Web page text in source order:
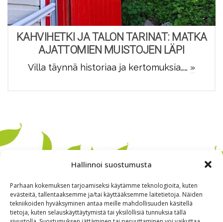
Hallinnoi suostumusta
Parhaan kokemuksen tarjoamiseksi käytämme teknologioita, kuten
evästeitä, tallentaaksemme ja/tai käyttääksemme laitetietoja. Näiden
tekniikoiden hyväksyminen antaa meille mahdollisuuden käsitellä
tietoja, kuten selauskäyttäytymistä tai yksilöllisiä tunnuksia tällä
KAHVIHETKI JA TALON TARINAT: MATKA
AJATTOMIEN MUISTOJEN LÄPI
Villa täynnä historiaa ja kertomuksia…… »